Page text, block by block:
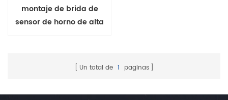
montaje de brida de
sensor de horno de alta
Un total de 1 paginas